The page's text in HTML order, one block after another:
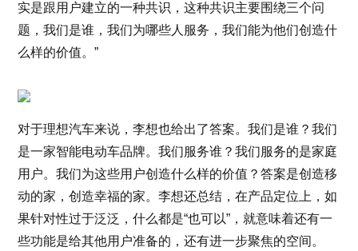
实是跟用户建立的一种共识，这种共识主要围绕三个问
题，我们是谁，我们为哪些人服务，我们能为他们创造什
么样的价值。”
对于理想汽车来说，李想也给出了答案。我们是谁？我们
是一家智能电动车品牌。我们服务谁？我们服务的是家庭
用户。我们为这些用户创造什么样的价值？答案是创造移
动的家，创造幸福的家。李想还总结，在产品定位上，如
果针对性过于泛泛，什么都是“也可以”，就意味着还有一
些功能是给其他用户准备的，还有进一步聚焦的空间。